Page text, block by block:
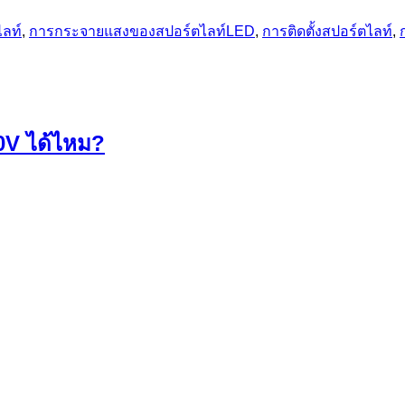
ลท์, การกระจายแสงของสปอร์ตไลท์LED, การติดตั้งสปอร์ตไลท์,
ได้ไหม?